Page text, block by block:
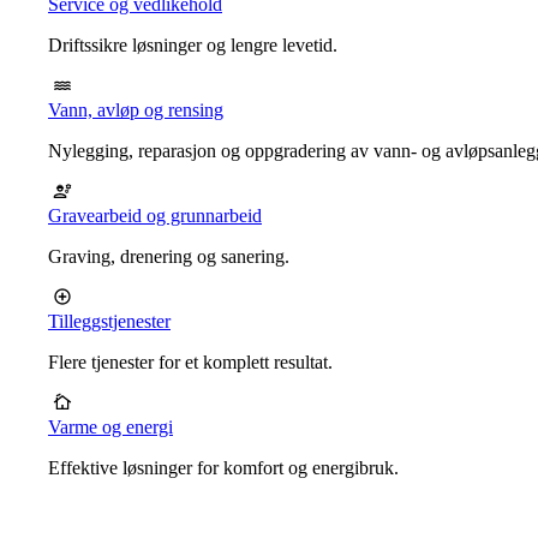
Driftssikre løsninger og lengre levetid.
Vann, avløp og rensing
Nylegging, reparasjon og oppgradering av vann- og
Gravearbeid og grunnarbeid
Graving, drenering og sanering.
Tilleggstjenester
Flere tjenester for et komplett resultat.
Varme og energi
Effektive løsninger for komfort og energibruk.